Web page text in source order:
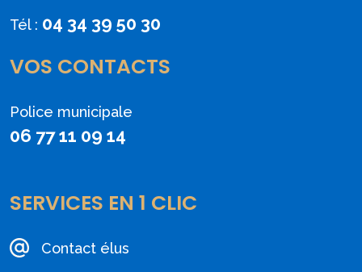
Tél : 04 34 39 50 30
VOS CONTACTS
Police municipale
06 77 11 09 14
SERVICES EN 1 CLIC
Contact élus